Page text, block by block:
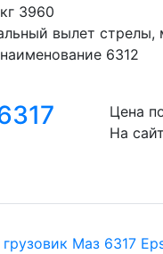
3960
вылет стрелы,
6312
Цена
На
Маз 6317